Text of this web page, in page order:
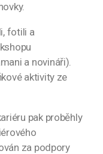
fotili a
a novináři).
aktivity ze
pak proběhly
za podpory